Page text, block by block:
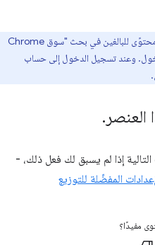
لن تظهر الإضافات التي تتضمّن محتوًى للبالغين في بحث "سوق Chrome
وعند تسجيل الدخول إلى حساب
العنصر .
إذا لم يسبق لك فعل ذلك، -
المفضّلة للتوزيع
مفيدًا؟